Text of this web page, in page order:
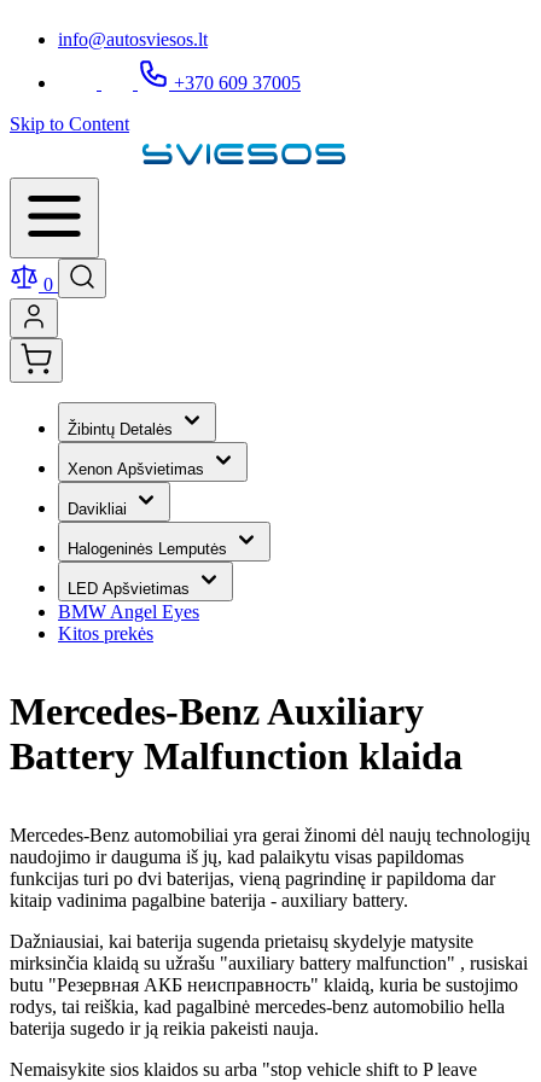
info@autosviesos.lt
+370 609 37005
Skip to Content
0
Žibintų Detalės
Xenon Apšvietimas
Davikliai
Halogeninės Lemputės
LED Apšvietimas
BMW Angel Eyes
Kitos prekės
Mercedes-Benz Auxiliary
Battery Malfunction klaida
Mercedes-Benz automobiliai yra gerai žinomi dėl naujų technologijų
naudojimo ir dauguma iš jų, kad palaikytu visas papildomas
funkcijas turi po dvi baterijas, vieną pagrindinę ir papildoma dar
kitaip vadinima pagalbine baterija - auxiliary battery.
Dažniausiai, kai baterija sugenda prietaisų skydelyje matysite
mirksinčia klaidą su užrašu "auxiliary battery malfunction" , rusiskai
butu "Резервная АКБ неисправность" klaidą, kuria be sustojimo
rodys, tai reiškia, kad pagalbinė mercedes-benz automobilio hella
baterija sugedo ir ją reikia pakeisti nauja.
Nemaisykite sios klaidos su arba "stop vehicle shift to P leave